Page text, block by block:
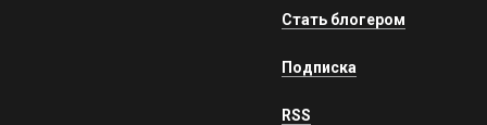
Стать блогером
Подписка
RSS